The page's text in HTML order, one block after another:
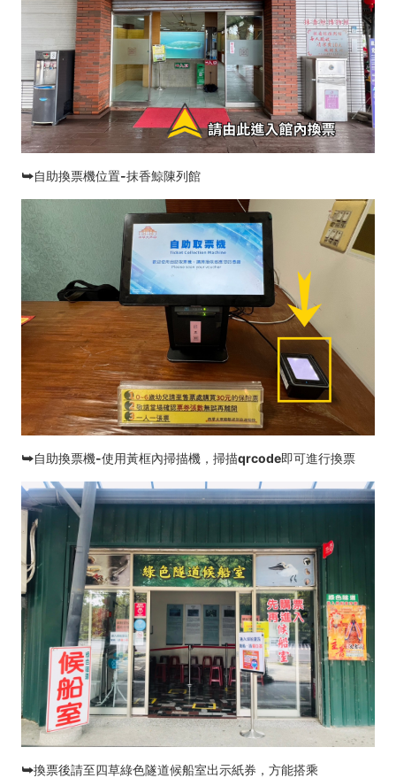
⮩自助換票機位置-抹香鯨陳列館
⮩自助換票機-使用黃框內掃描機，掃描qrcode即可進行換票
⮩換票後請至四草綠色隧道候船室出示紙券，方能搭乘